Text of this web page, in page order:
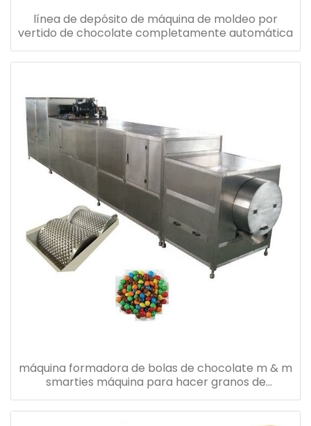
línea de depósito de máquina de moldeo por
vertido de chocolate completamente automática
máquina formadora de bolas de chocolate m & m
smarties máquina para hacer granos de
chocolate